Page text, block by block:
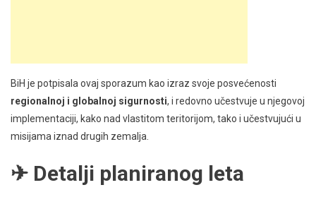
BiH je potpisala ovaj sporazum kao izraz svoje posvećenosti
regionalnoj i globalnoj sigurnosti, i redovno učestvuje u njegovoj
implementaciji, kako nad vlastitom teritorijom, tako i učestvujući u
misijama iznad drugih zemalja.
✈ Detalji planiranog leta